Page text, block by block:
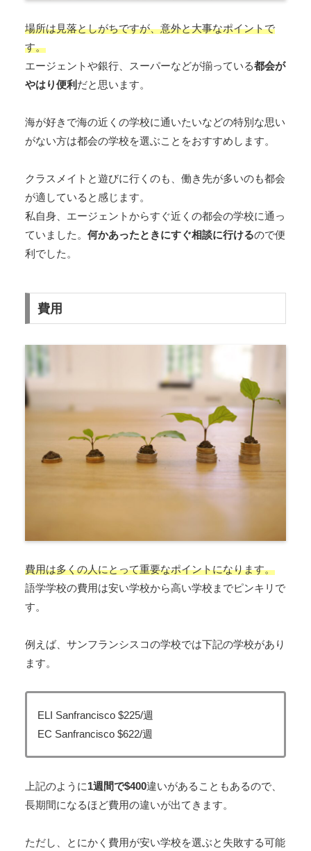
場所は見落としがちですが、意外と大事なポイントで
す。
エージェントや銀行、スーパーなどが揃っている都会が
やはり便利 だと思います。
海が好きで海の近くの学校に通いたいなどの特別な思い
がない方は都会の学校を選ぶことをおすすめします。
クラスメイトと遊びに行くのも、働き先が多いのも都会
が適していると感じます。
私自身、エージェントからすぐ近くの都会の学校に通っ
ていました。 何かあったときにすぐ相談に行けるので便
利でした。
費用
費用は多くの人にとって重要なポイントになります。
語学学校の費用は安い学校から高い学校までピンキリで
す。
例えば、サンフランシスコの学校では下記の学校があり
ます。
ELI Sanfrancisco $225/週
EC Sanfrancisco $622/週
上記のように1週間で$400違いがあることもあるので、
長期間になるほど費用の違いが出てきます。
ただし、とにかく費用が安い学校を選ぶと失敗する可能